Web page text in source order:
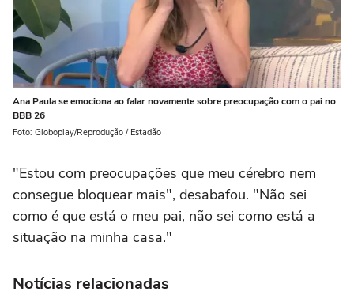
Ana Paula se emociona ao falar novamente sobre preocupação com o pai no
BBB 26
Foto: Globoplay/Reprodução / Estadão
"Estou com preocupações que meu cérebro nem
consegue bloquear mais", desabafou. "Não sei
como é que está o meu pai, não sei como está a
situação na minha casa."
Notícias relacionadas